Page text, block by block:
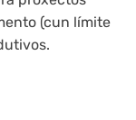
(cun límite